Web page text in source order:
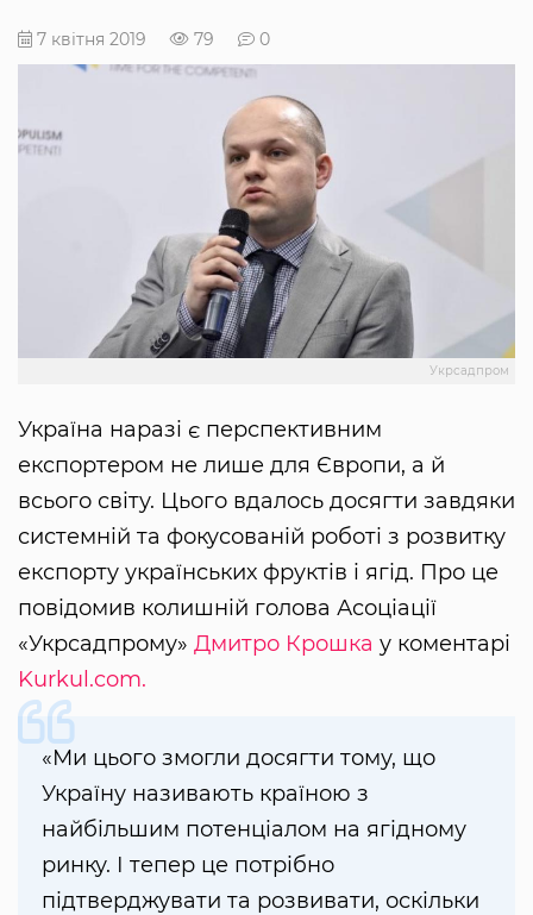
7 квітня 2019 79 0
Укрсадпром
Україна наразі є перспективним
експортером не лише для Європи, а й
всього світу. Цього вдалось досягти завдяки
системній та фокусованій роботі з розвитку
експорту українських фруктів і ягід. Про це
повідомив колишній голова Асоціації
«Укрсадпрому» Дмитро Крошка у коментарі
Kurkul.com.
«Ми цього змогли досягти тому, що
Україну називають країною з
найбільшим потенціалом на ягідному
ринку. І тепер це потрібно
підтверджувати та розвивати, оскільки